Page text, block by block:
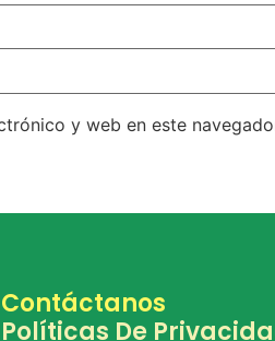
y web en este
Contáctanos
Políticas De